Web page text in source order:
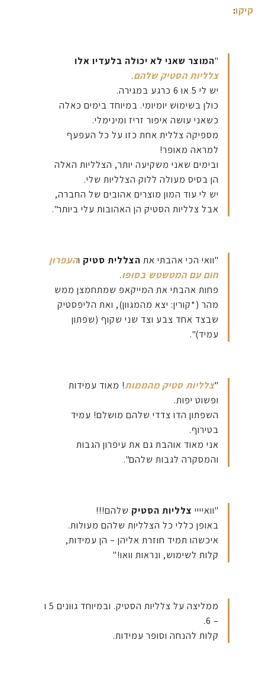
קיקו:
"המוצר שאני לא יכולה בלעדיו אלו
צלליות הסטיק שלהם.
יש לי 5 או 6 כרגע במגירה.
כולן בשימוש יומיומי. במיוחד בימים כאלה
כשאני עושה איפור זריז ומינימלי.
מספיקה צללית אחת כזו על כל העפעף
למראה מאופר!
ובימים שאני משקיעה יותר, הצלליות האלה
הן בסיס מעולה ללוק הצלליות שלי.
יש לי עוד המון מוצרים אהובים של החברה,
אבל צלליות הסטיק הן האהובות עלי ביותר".
"וואי הכי אהבתי את הצללית סטיק והעפרון
חום עם המטשטש בסופו.
פחות אהבתי את המייקאפ שמתחמצן ממש
מהר (*קורין: יצא מהמגוון), ואת הליפסטיק
שבצד אחד צבע וצד שני שקוף (שפתון
עמיד)".
"צלליות סטיק מהממות! מאוד עמידות
ופשוט יפות.
השפתון הדו צדדי שלהם מושלם! עמיד
בטירוף.
אני מאוד אוהבת גם את עיפרון הגבות
והמסקרה לגבות שלהם".
"וואיייי צלליות הסטיק שלהם!!!
באופן כללי כל הצלליות שלהם מעולות.
איכשהו תמיד חוזרת אליהן – הן עמידות,
קלות לשימוש, ונראות וואו!"
ממליצה על צלליות הסטיק. ובמיוחד גוונים 5 ו
– 6.
קלות להנחה וסופר עמידות.